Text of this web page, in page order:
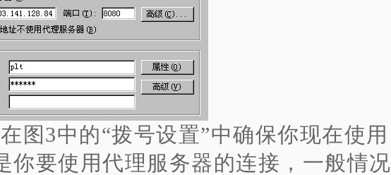
图3中的“拨号设置”中确保你现在使用
你要使用代理服务器的连接，一般情况